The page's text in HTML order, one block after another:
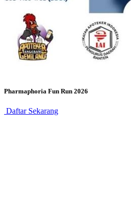
Pharmaphoria Fun Run 2026
Daftar Sekarang